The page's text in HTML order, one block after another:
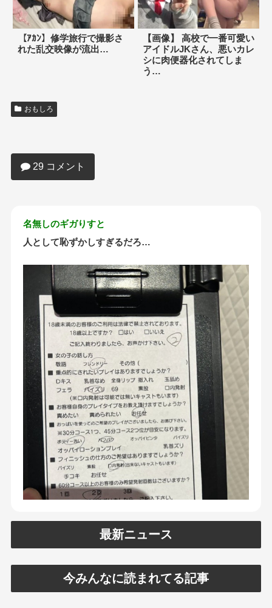
【ｱｶﾝ】修学旅行で撮影さ
れた乱交映像が流出…
【画像】 高校で一番可愛い
アイドルJKさん、悪いカレ
シに肉便器化されてしま
う…
おもしろ
ｗ29 コメント
名無しのギガりすと
人として恥ずかしすぎるだろ…
最新ニュース
今みんなに読まれてる記事